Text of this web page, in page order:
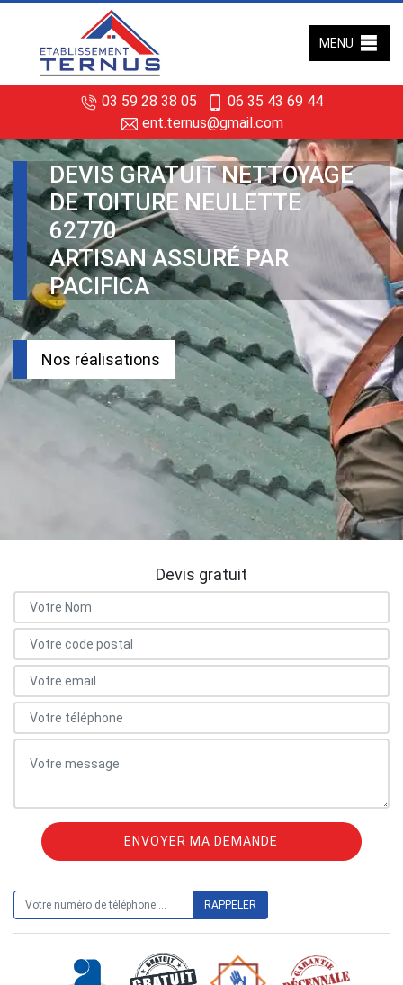
03 59 28 38 05
06 35 43 69 44
ent.ternus@gmail.com
MENU
DEVIS GRATUIT NETTOYAGE
DE TOITURE NEULETTE
62770
ARTISAN ASSURÉ PAR
PACIFICA
Nos réalisations
Devis gratuit